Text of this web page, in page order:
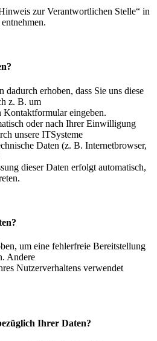
zur Verantwortlichen Stelle“ in
dadurch erhoben, dass Sie uns diese
z. B. um
Kontaktformular eingeben.
oder nach Ihrer Einwilligung
unsere ITSysteme
Daten (z. B. Internetbrowser,
dieser Daten erfolgt automatisch,
um eine fehlerfreie Bereitstellung
Andere
Nutzerverhaltens verwendet
Ihrer Daten?